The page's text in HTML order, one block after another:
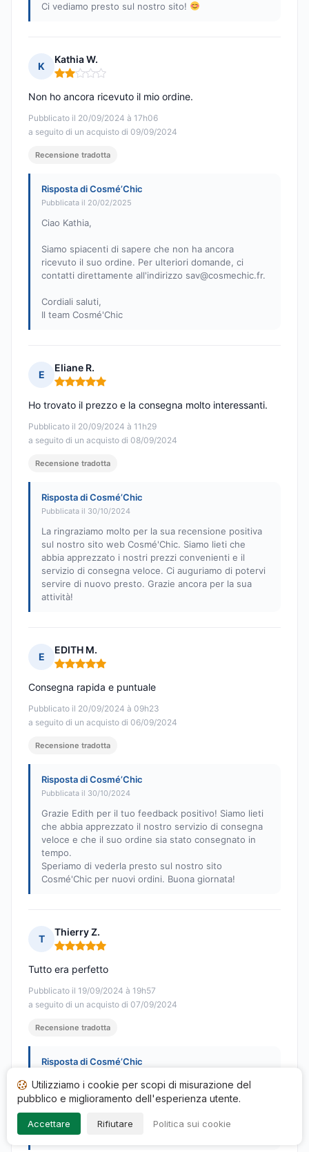
Ci vediamo presto sul nostro sito!
K
Kathia W.
Nota: 2 su 5
Pubblicato il 20/09/2024 à 17h06
a seguito di un acquisto di 09/09/2024
Non ho ancora ricevuto il mio ordine.
Recensione tradotta
Risposta di Cosmé’Chic
Pubblicata il 20/02/2025
Ciao Kathia,
Siamo spiacenti di sapere che non ha ancora
ricevuto il suo ordine. Per ulteriori domande, ci
contatti direttamente all'indirizzo sav@cosmechic.fr.
Cordiali saluti,
Il team Cosmé'Chic
E
Eliane R.
Nota: 5 su 5
Pubblicato il 20/09/2024 à 11h29
a seguito di un acquisto di 08/09/2024
Ho trovato il prezzo e la consegna molto interessanti.
Recensione tradotta
Risposta di Cosmé’Chic
Pubblicata il 30/10/2024
La ringraziamo molto per la sua recensione positiva
sul nostro sito web Cosmé'Chic. Siamo lieti che
abbia apprezzato i nostri prezzi convenienti e il
servizio di consegna veloce. Ci auguriamo di potervi
servire di nuovo presto. Grazie ancora per la sua
attività!
E
EDITH M.
Nota: 5 su 5
Pubblicato il 20/09/2024 à 09h23
a seguito di un acquisto di 06/09/2024
Consegna rapida e puntuale
Recensione tradotta
Risposta di Cosmé’Chic
Pubblicata il 30/10/2024
Grazie Edith per il tuo feedback positivo! Siamo lieti
che abbia apprezzato il nostro servizio di consegna
veloce e che il suo ordine sia stato consegnato in
tempo.
Speriamo di vederla presto sul nostro sito
Cosmé'Chic per nuovi ordini. Buona giornata!
T
Thierry Z.
Nota: 5 su 5
Pubblicato il 19/09/2024 à 19h57
a seguito di un acquisto di 07/09/2024
Tutto era perfetto
Recensione tradotta
Risposta di Cosmé’Chic
Grazie per il suo feedback positivo, Thierry! Siamo
Cosmé'Chic sia stata perfetta. Speriamo di rivederla
presto!
Utilizziamo i cookie per scopi di misurazione del
pubblico e miglioramento dell'esperienza utente.
Accettare Rifiutare Politica sui cookie